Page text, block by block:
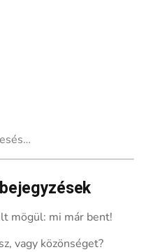
mögül: mi már bent!
vagy közönséget?